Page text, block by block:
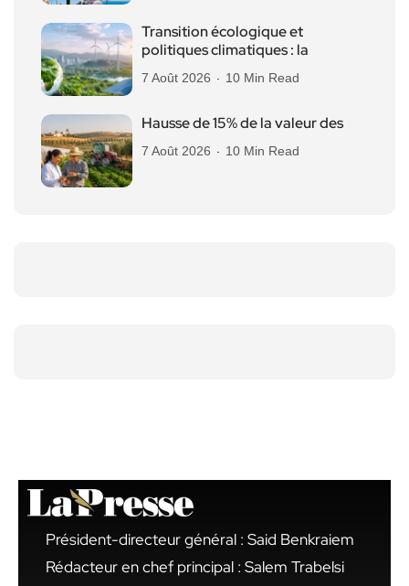
Transition écologique et
politiques climatiques : la
7 Août 2026 10 Min Read
Hausse de 15% de la valeur des
7 Août 2026 10 Min Read
Président-directeur général : Said Benkraiem
Rédacteur en chef principal : Salem Trabelsi